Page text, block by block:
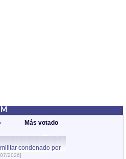
Más votado
condenado por
2026]